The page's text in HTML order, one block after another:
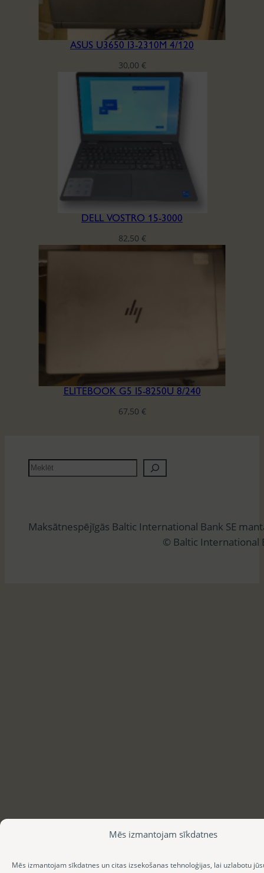
Mēs izmantojam sīkdatnes
Mēs izmantojam sīkdatnes un citas izsekošanas tehnoloģijas, lai uzlabotu
ASUS U3650 I3-2310M 4/120
30,00 €
DELL VOSTRO 15-3000
82,50 €
ELITEBOOK G5 I5-8250U 8/240
67,50 €
M
e
ē
Maksātnespējīgās Baltic International Bank SE
© Baltic International